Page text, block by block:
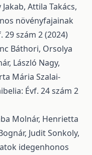
Attila Takács,
növényfajainak
29 szám 2 (2024)
Báthori, Orsolya
László Nagy,
Mária Szalai-
Évf. 24 szám 2
Molnár, Henrietta
Judit Sonkoly,
idegenhonos